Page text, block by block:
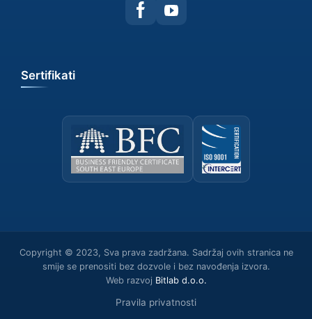
Sertifikati
Copyright © 2023, Sva prava zadržana. Sadržaj ovih stranica ne
smije se prenositi bez dozvole i bez navođenja izvora.
Web razvoj Bitlab d.о.о.
Pravila privatnosti